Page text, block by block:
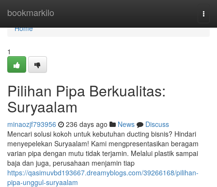
bookmarkilo
Home
Home
1
Pilihan Pipa Berkualitas:
Suryaalam
minaozjf793956 236 days ago News
Discuss
Mencari solusi kokoh untuk kebutuhan ducting bisnis? Hindari
menyepelekan Suryaalam! Kami mengpresentasikan beragam
varian pipa dengan mutu tidak terjamin. Melalui plastik sampai
baja dan juga, perusahaan menjamin tiap
https://qasimuvbd193667.dreamyblogs.com/39266168/pilihan-
pipa-unggul-suryaalam